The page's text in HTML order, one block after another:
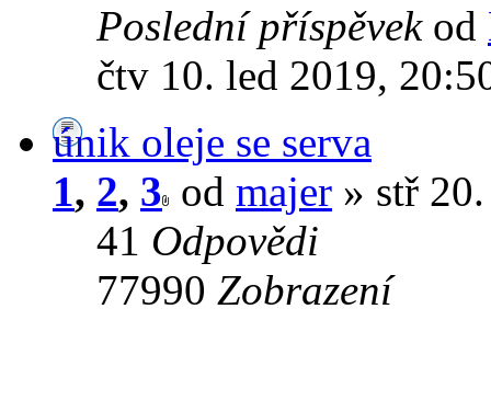
Poslední příspěvek od
čtv 10. led 2019,
únik oleje se serva
1, 2, 3 od majer » stř
41 Odpovědi
77990 Zobrazení